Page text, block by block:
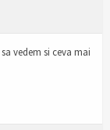
vedem si ceva mai